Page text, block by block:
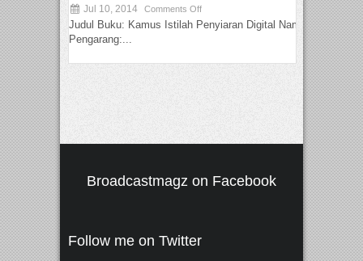
Jul 10, 2014 Comments Off
Judul Buku: Kamus Istilah Penyiaran Digital Nama
Pengarang:...
Broadcastmagz on Facebook
Follow me on Twitter